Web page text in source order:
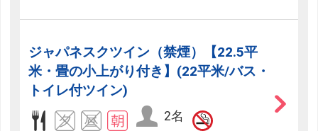
ジャパネスクツイン（禁煙）【22.5平
米・畳の小上がり付き】(22平米/バス・
トイレ付ツイン)
2名